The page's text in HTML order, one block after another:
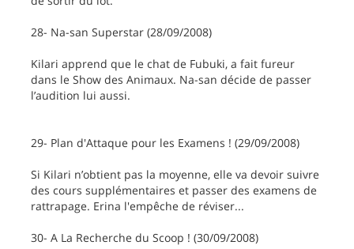
28- Na-san Superstar (28/09/2008)
Kilari apprend que le chat de Fubuki, a fait fureur
dans le Show des Animaux. Na-san décide de passer
l’audition lui aussi.
29- Plan d'Attaque pour les Examens ! (29/09/2008)
Si Kilari n’obtient pas la moyenne, elle va devoir suivre
des cours supplémentaires et passer des examens de
rattrapage. Erina l'empêche de réviser...
30- A La Recherche du Scoop ! (30/09/2008)